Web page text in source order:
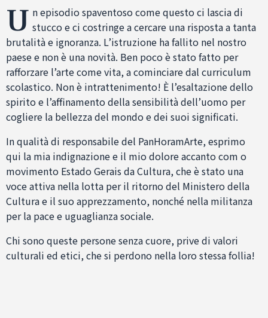
U n episodio spaventoso come questo ci lascia di
stucco e ci costringe a cercare una risposta a tanta
brutalità e ignoranza. L’istruzione ha fallito nel nostro
paese e non è una novità. Ben poco è stato fatto per
rafforzare l’arte come vita, a cominciare dal curriculum
scolastico. Non è intrattenimento! È l’esaltazione dello
spirito e l’affinamento della sensibilità dell’uomo per
cogliere la bellezza del mondo e dei suoi significati.
In qualità di responsabile del PanHoramArte, esprimo
qui la mia indignazione e il mio dolore accanto com o
movimento Estado Gerais da Cultura, che è stato una
voce attiva nella lotta per il ritorno del Ministero della
Cultura e il suo apprezzamento, nonché nella militanza
per la pace e uguaglianza sociale.
Chi sono queste persone senza cuore, prive di valori
culturali ed etici, che si perdono nella loro stessa follia!